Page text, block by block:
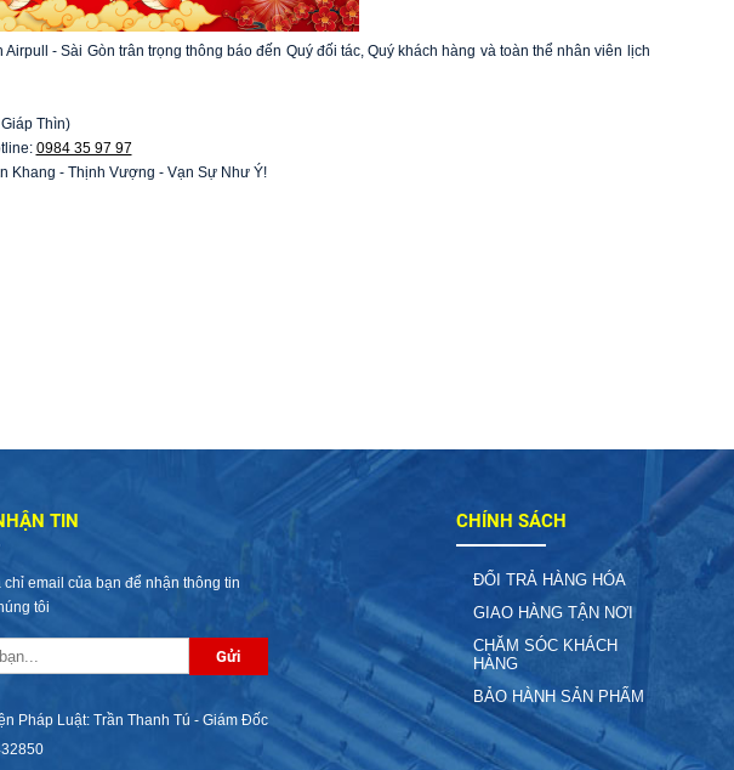
- Sài Gòn trân trọng thông báo đến Quý đối tác, Quý khách hàng và toàn thể nhân viên lịch
Thìn)
0984 35 97 97
Khang - Thịnh Vượng - Vạn Sự Như Ý!
TIN
chỉ email của bạn để nhận thông tin
tôi
Pháp Luật: Trần Thanh Tú - Giám Đốc
CHÍNH SÁCH
ĐỔI TRẢ HÀNG HÓA
GIAO HÀNG TẬN NƠI
CHĂM SÓC KHÁCH
HÀNG
BẢO HÀNH SẢN PHẨM